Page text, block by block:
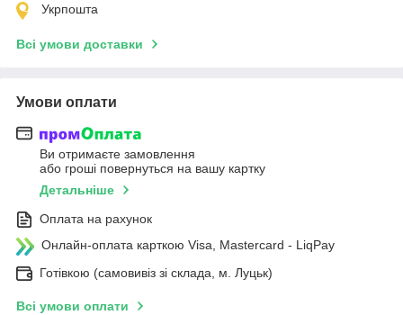
Укрпошта
Всі умови доставки
Умови оплати
Ви отримаєте замовлення
або гроші повернуться на вашу картку
Детальніше
Оплата на рахунок
Онлайн-оплата карткою Visa, Mastercard - LiqPay
Готівкою (самовивіз зі склада, м. Луцьк)
Всі умови оплати